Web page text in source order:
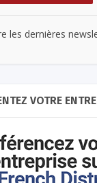
les dernières
VOTRE